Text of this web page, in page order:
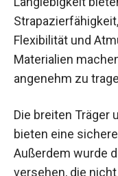
besteht aus einer
Kunstfasern, die
Langlebigkeit
für Flexibilität und
Diese Materialien
leicht und
Die breiten Träger